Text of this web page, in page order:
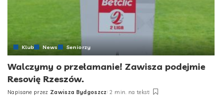
Klub News Seniorzy
Walczymy o przełamanie! Zawisza podejmie
Resovię Rzeszów.
Posted
Napisane przez Zawisza Bydgoszcz 2 min. na tekst